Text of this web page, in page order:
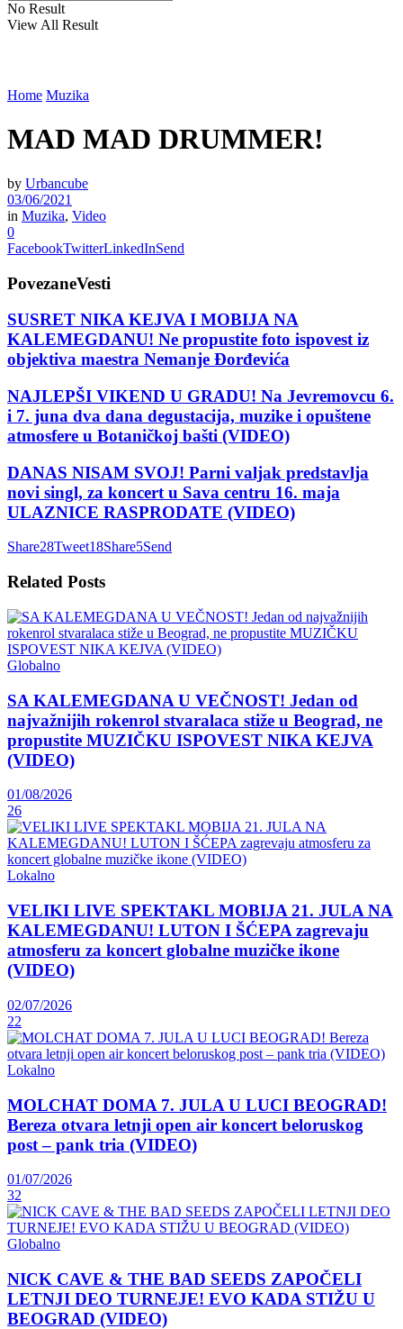
No Result
View All Result
Home Muzika
MAD MAD DRUMMER!
by Urbancube
03/06/2021
in Muzika, Video
0
FacebookTwitterLinkedInSend
PovezaneVesti
SUSRET NIKA KEJVA I MOBIJA NA
KALEMEGDANU! Ne propustite foto ispovest iz
objektiva maestra Nemanje Đorđevića
NAJLEPŠI VIKEND U GRADU! Na Jevremovcu 6.
i 7. juna dva dana degustacija, muzike i opuštene
atmosfere u Botaničkoj bašti (VIDEO)
DANAS NISAM SVOJ! Parni valjak predstavlja
novi singl, za koncert u Sava centru 16. maja
ULAZNICE RASPRODATE (VIDEO)
Share28Tweet18Share5Send
Related Posts
Globalno
SA KALEMEGDANA U VEČNOST! Jedan od
najvažnijih rokenrol stvaralaca stiže u Beograd, ne
propustite MUZIČKU ISPOVEST NIKA KEJVA
(VIDEO)
01/08/2026
26
Lokalno
VELIKI LIVE SPEKTAKL MOBIJA 21. JULA NA
KALEMEGDANU! LUTON I ŠĆEPA zagrevaju
atmosferu za koncert globalne muzičke ikone
(VIDEO)
02/07/2026
22
Lokalno
MOLCHAT DOMA 7. JULA U LUCI BEOGRAD!
Bereza otvara letnji open air koncert beloruskog
post – pank tria (VIDEO)
01/07/2026
32
Globalno
NICK CAVE & THE BAD SEEDS ZAPOČELI
LETNJI DEO TURNEJE! EVO KADA STIŽU U
BEOGRAD (VIDEO)